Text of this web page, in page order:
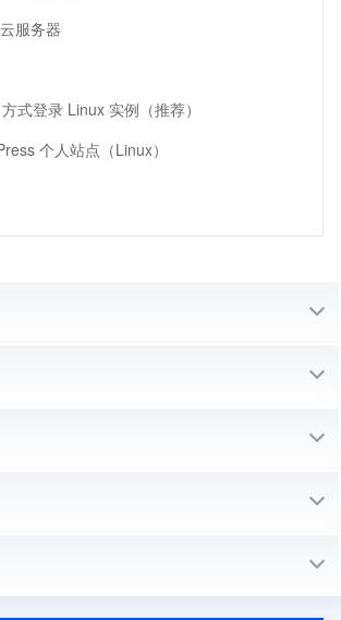
服务器
式登录 Linux 实例（推荐）
个人站点（Linux）